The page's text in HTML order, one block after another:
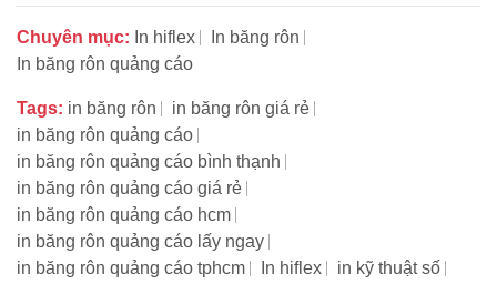
Chuyên mục: In hiflex
In băng rôn
In băng rôn quảng cáo
Tags: in băng rôn
in băng rôn giá rẻ
in băng rôn quảng cáo
in băng rôn quảng cáo bình thạnh
in băng rôn quảng cáo giá rẻ
in băng rôn quảng cáo hcm
in băng rôn quảng cáo lấy ngay
in băng rôn quảng cáo tphcm
In hiflex
in kỹ thuật số